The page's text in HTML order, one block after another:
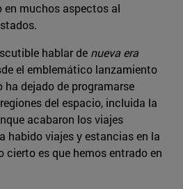
en muchos aspectos al
hablar de nueva era
el emblemático lanzamiento
dejado de programarse
del espacio, incluida la
acabaron los viajes
habido viajes y estancias en la
cierto es que hemos entrado en